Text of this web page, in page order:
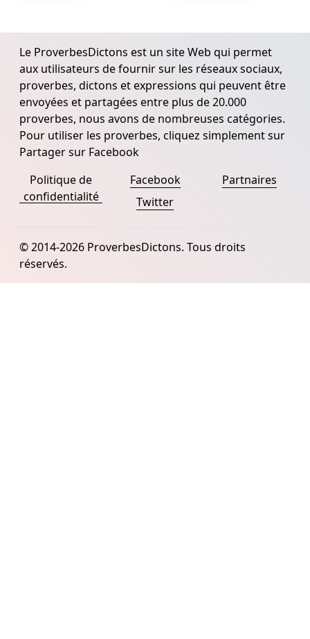
Le ProverbesDictons est un site Web qui permet
aux utilisateurs de fournir sur les réseaux sociaux,
proverbes, dictons et expressions qui peuvent être
envoyées et partagées entre plus de 20.000
proverbes, nous avons de nombreuses catégories.
Pour utiliser les proverbes, cliquez simplement sur
Partager sur Facebook
Politique de
confidentialité
Facebook
Twitter
Partnaires
© 2014-2026 ProverbesDictons. Tous droits
réservés.